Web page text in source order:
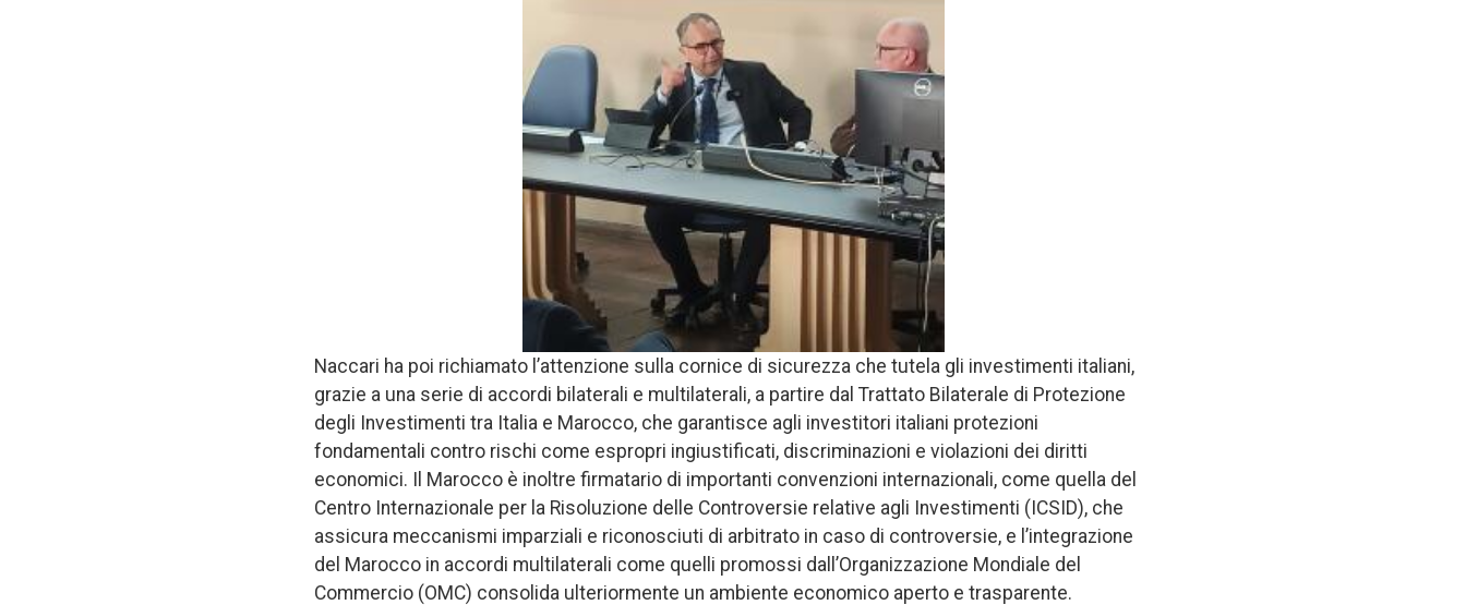
Naccari ha poi richiamato l’attenzione sulla cornice di sicurezza che tutela gli investimenti italiani,
grazie a una serie di accordi bilaterali e multilaterali, a partire dal Trattato Bilaterale di Protezione
degli Investimenti tra Italia e Marocco, che garantisce agli investitori italiani protezioni
fondamentali contro rischi come espropri ingiustificati, discriminazioni e violazioni dei diritti
economici. Il Marocco è inoltre firmatario di importanti convenzioni internazionali, come quella del
Centro Internazionale per la Risoluzione delle Controversie relative agli Investimenti (ICSID), che
assicura meccanismi imparziali e riconosciuti di arbitrato in caso di controversie, e l’integrazione
del Marocco in accordi multilaterali come quelli promossi dall’Organizzazione Mondiale del
Commercio (OMC) consolida ulteriormente un ambiente economico aperto e trasparente.